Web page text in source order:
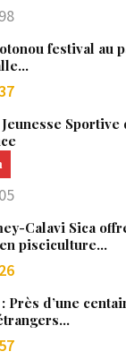
festival au
Calavi Sica
pisciculture…
: Près d’une